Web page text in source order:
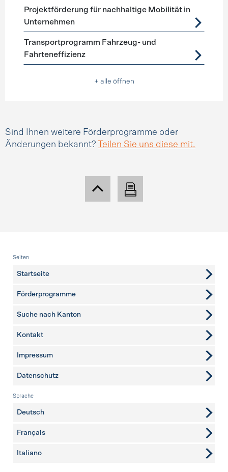
Förderprogramme Mobilitätsmanagement
Projektförderung für nachhaltige Mobilität in
Unternehmen
Transportprogramm Fahrzeug- und
Fahrteneffizienz
+ alle öffnen
Sind Ihnen weitere Förderprogramme oder
Änderungen bekannt?
Teilen Sie uns diese mit.
Fusszeile
Seiten
Startseite
Förderprogramme
Suche nach Kanton
weitere Seiten
Kontakt
Impressum
Datenschutz
Sprache
Deutsch
Français
Italiano